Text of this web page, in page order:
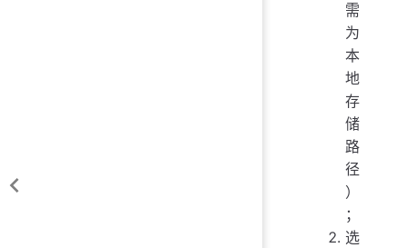
需
为
本
地
存
储
路
径
）
；
选